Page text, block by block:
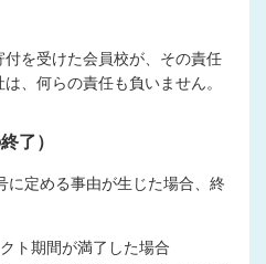
を受けた会員校が、その責任
、何らの責任も負いません。
了）
に定める事由が生じた場合、終
ト期間が満了した場合